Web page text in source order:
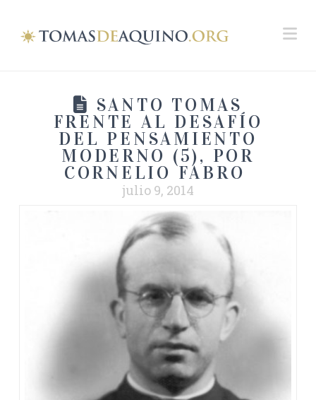
SANTO TOMAS
FRENTE AL DESAFÍO
DEL PENSAMIENTO
MODERNO (5), POR
CORNELIO FABRO
julio 9, 2014